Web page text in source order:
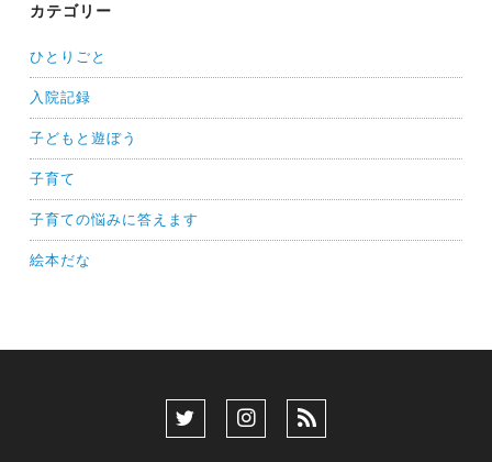
カテゴリー
ひとりごと
入院記録
子どもと遊ぼう
子育て
子育ての悩みに答えます
絵本だな